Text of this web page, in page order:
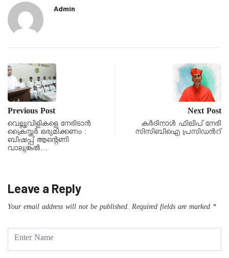
Admin
Previous Post
വെല്ലുവിളികളെ നേരിടാൻ
ക്രൈസ്തർ ഒരുമിക്കണം :
ബിഷപ്പ് ആൻ്റെണി
വാലുങ്കൽ…
Next Post
കർദിനാൾ ഫിലിപ് നേരി
സിസിബിഐ പ്രസിഡൻറ്
Leave a Reply
Your email address will not be published. Required fields are marked *